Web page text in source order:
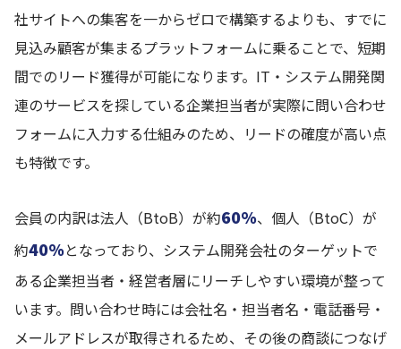
社サイトへの集客を一からゼロで構築するよりも、すでに
見込み顧客が集まるプラットフォームに乗ることで、短期
間でのリード獲得が可能になります。IT・システム開発関
連のサービスを探している企業担当者が実際に問い合わせ
フォームに入力する仕組みのため、リードの確度が高い点
も特徴です。
会員の内訳は法人（BtoB）が約60%、個人（BtoC）が
約40%となっており、システム開発会社のターゲットで
ある企業担当者・経営者層にリーチしやすい環境が整って
います。問い合わせ時には会社名・担当者名・電話番号・
メールアドレスが取得されるため、その後の商談につなげ